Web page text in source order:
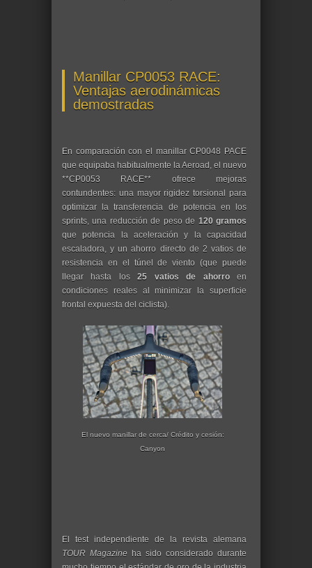
Manillar CP0053 RACE:
Ventajas aerodinámicas
demostradas
En comparación con el manillar CP0048 PACE
que equipaba habitualmente la Aeroad, el nuevo
**CP0053 RACE** ofrece mejoras
contundentes: una mayor rigidez torsional para
optimizar la transferencia de potencia en los
sprints, una reducción de peso de 120 gramos
que potencia la aceleración y la capacidad
escaladora, y un ahorro directo de 2 vatios de
resistencia en el túnel de viento (que puede
llegar hasta los25 vatios de ahorroen
condiciones reales al minimizar la superficie
frontal expuesta del ciclista).
El nuevo manillar de cerca/ Crédito y cesión:
Canyon
El test independiente de la revista alemana
TOUR Magazine ha sido considerado durante